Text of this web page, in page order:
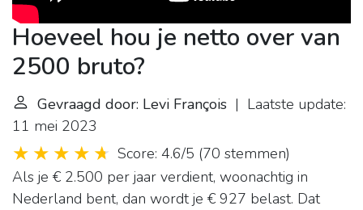
Hoeveel hou je netto over van
2500 bruto?
Gevraagd door: Levi François | Laatste update:
11 mei 2023
Score: 4.6/5 (70 stemmen)
Als je € 2.500 per jaar verdient, woonachtig in
Nederland bent, dan wordt je € 927 belast. Dat